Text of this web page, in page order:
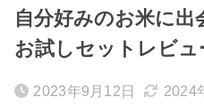
自分好みのお米に
お試しセットレビュ
2023年9月12日 2024